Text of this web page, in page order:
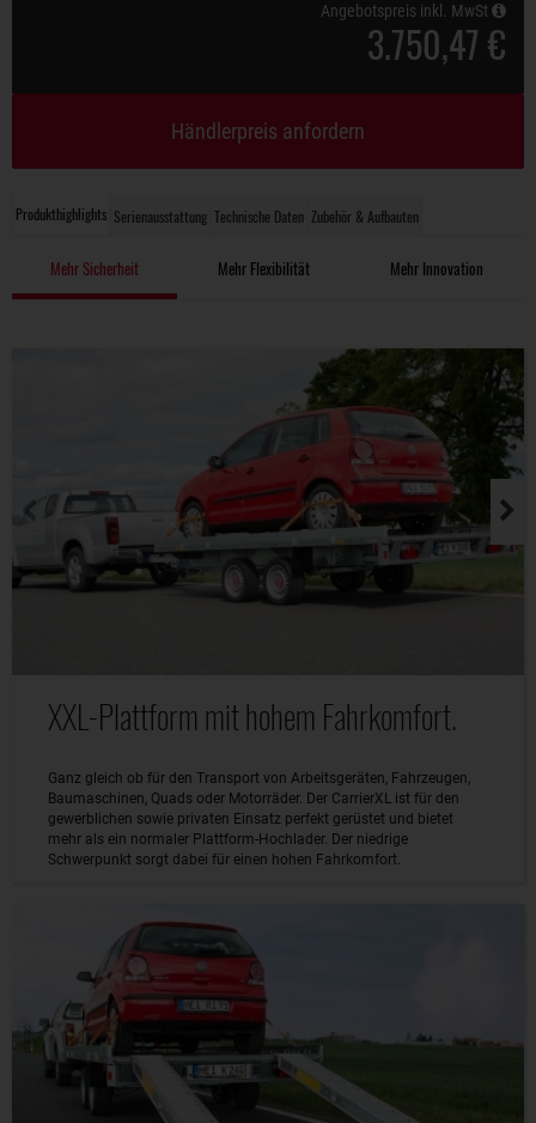
Produkthighlights Serienausstattung Technische Daten Zubehör & Aufbauten
Mehr Sicherheit Mehr Flexibilität Mehr Innovation
XXL-Plattform mit hohem Fahrkomfort.
Ganz gleich ob für den Transport von Arbeitsgeräten, Fahrzeugen,
Baumaschinen, Quads oder Motorräder. Der CarrierXL ist für den
gewerblichen sowie privaten Einsatz perfekt gerüstet und bietet
mehr als ein normaler Plattform-Hochlader. Der niedrige
Schwerpunkt sorgt dabei für einen hohen Fahrkomfort.
Angebotspreis inkl. MwSt
3.750,47 €
Händlerpreis anfordern